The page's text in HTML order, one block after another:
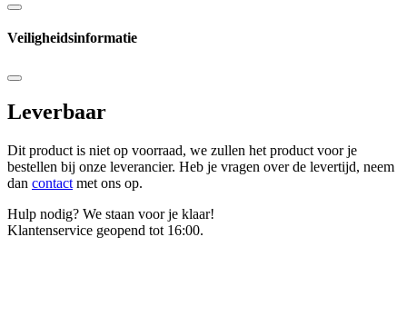
Veiligheidsinformatie
Leverbaar
Dit product is niet op voorraad, we zullen het product voor je
bestellen bij onze leverancier. Heb je vragen over de levertijd, neem
dan contact met ons op.
Hulp nodig? We staan voor je klaar!
Klantenservice geopend tot 16:00.